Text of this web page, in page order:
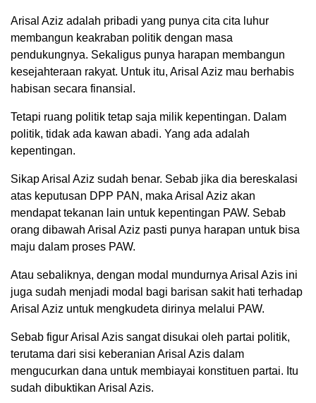
Arisal Aziz adalah pribadi yang punya cita cita luhur
membangun keakraban politik dengan masa
pendukungnya. Sekaligus punya harapan membangun
kesejahteraan rakyat. Untuk itu, Arisal Aziz mau berhabis
habisan secara finansial.
Tetapi ruang politik tetap saja milik kepentingan. Dalam
politik, tidak ada kawan abadi. Yang ada adalah
kepentingan.
Sikap Arisal Aziz sudah benar. Sebab jika dia bereskalasi
atas keputusan DPP PAN, maka Arisal Aziz akan
mendapat tekanan lain untuk kepentingan PAW. Sebab
orang dibawah Arisal Aziz pasti punya harapan untuk bisa
maju dalam proses PAW.
Atau sebaliknya, dengan modal mundurnya Arisal Azis ini
juga sudah menjadi modal bagi barisan sakit hati terhadap
Arisal Aziz untuk mengkudeta dirinya melalui PAW.
Sebab figur Arisal Azis sangat disukai oleh partai politik,
terutama dari sisi keberanian Arisal Azis dalam
mengucurkan dana untuk membiayai konstituen partai. Itu
sudah dibuktikan Arisal Azis.